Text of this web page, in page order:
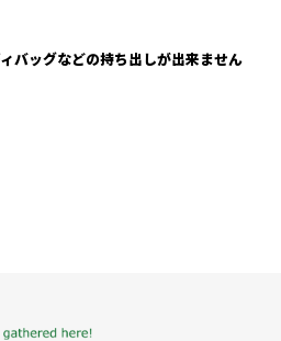
バッグなどの持ち出しが出来ません